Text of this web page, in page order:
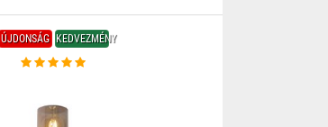
ÚJDONSÁG KEDVEZMÉNY